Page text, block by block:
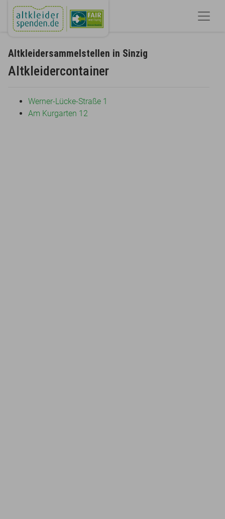
Altkleidersammelstellen in Sinzig
Altkleidercontainer
Werner-Lücke-Straße 1
Am Kurgarten 12